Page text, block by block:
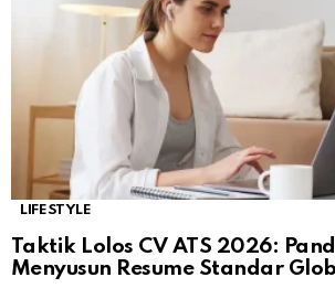
LIFESTYLE
Taktik Lolos CV ATS 2026:
Menyusun Resume Standar